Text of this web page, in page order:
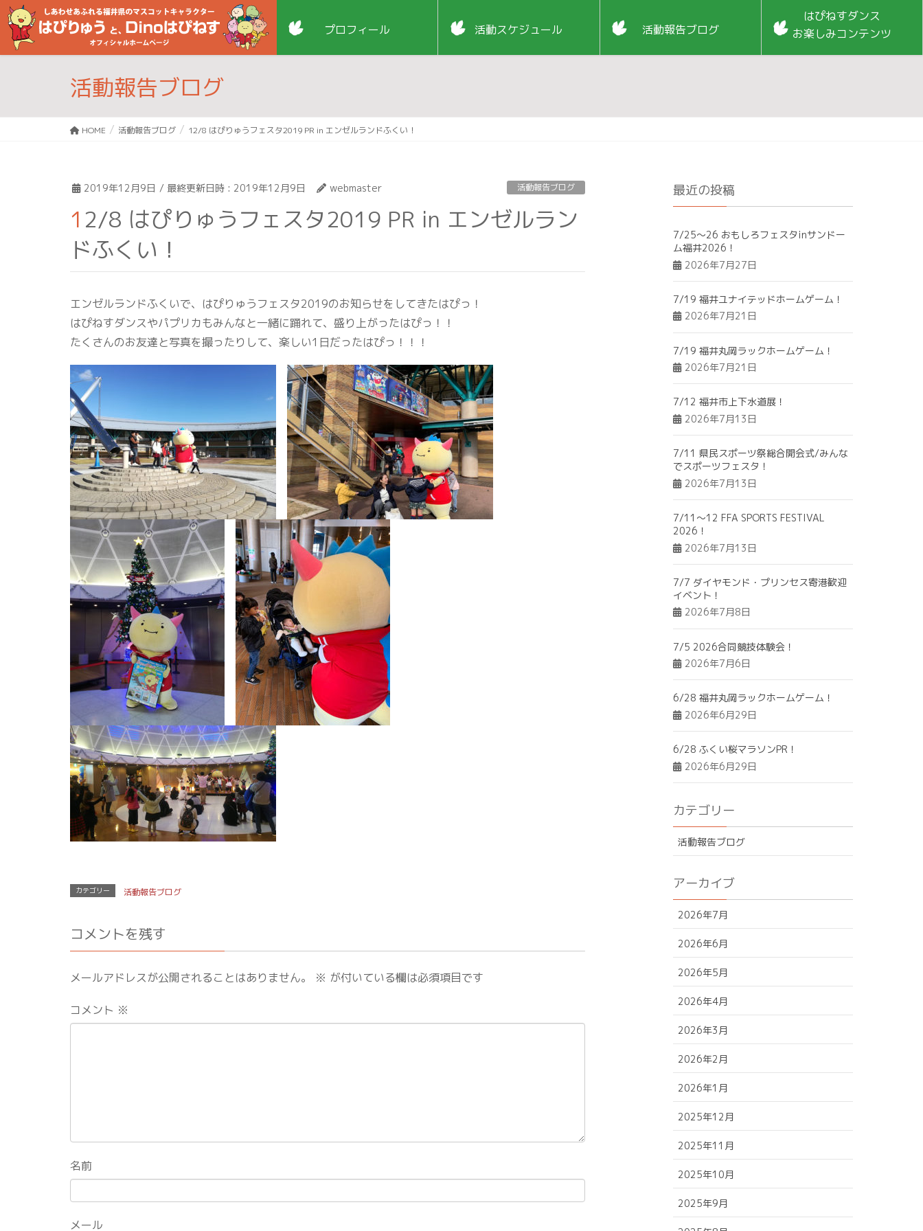
プロフィール 活動スケジュール 活動報告ブログ
はぴねすダンス
お楽しみコンテンツ
活動報告ブログ
HOME 活動報告ブログ 12/8 はぴりゅうフェスタ2019 PR in エンゼルランドふくい！
2019年12月9日 / 最終更新日時 : 2019年12月9日 webmaster 活動報告ブログ
12/8 はぴりゅうフェスタ2019 PR in エンゼルラン
ドふくい！
エンゼルランドふくいで、はぴりゅうフェスタ2019のお知らせをしてきたはぴっ！
はぴねすダンスやパプリカもみんなと一緒に踊れて、盛り上がったはぴっ！！
たくさんのお友達と写真を撮ったりして、楽しい1日だったはぴっ！！！
カテゴリー 活動報告ブログ
コメントを残す
メールアドレスが公開されることはありません。 ※ が付いている欄は必須項目です
コメント ※
名前
メール
最近の投稿
7/25～26 おもしろフェスタinサンドー
ム福井2026！
2026年7月27日
7/19 福井ユナイテッドホームゲーム！
2026年7月21日
7/19 福井丸岡ラックホームゲーム！
2026年7月21日
7/12 福井市上下水道展！
2026年7月13日
7/11 県民スポーツ祭総合開会式/みんな
でスポーツフェスタ！
2026年7月13日
7/11～12 FFA SPORTS FESTIVAL
2026！
2026年7月13日
7/7 ダイヤモンド・プリンセス寄港歓迎
イベント！
2026年7月8日
7/5 2026合同競技体験会！
2026年7月6日
6/28 福井丸岡ラックホームゲーム！
2026年6月29日
6/28 ふくい桜マラソンPR！
2026年6月29日
カテゴリー
活動報告ブログ
アーカイブ
2026年7月
2026年6月
2026年5月
2026年4月
2026年3月
2026年2月
2026年1月
2025年12月
2025年11月
2025年10月
2025年9月